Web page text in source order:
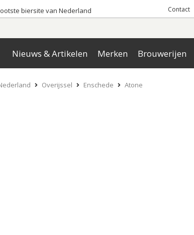
biersite van Nederland Contact
Nieuws & Artikelen Merken Brouwerijen
Overijssel Enschede Atone